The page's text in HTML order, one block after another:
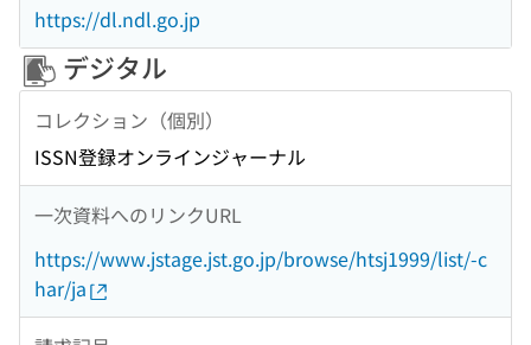
https://dl.ndl.go.jp
デジタル
コレクション（個別）
ISSN登録オンラインジャーナル
一次資料へのリンクURL
https://www.jstage.jst.go.jp/browse/htsj1999/list/-c
har/ja